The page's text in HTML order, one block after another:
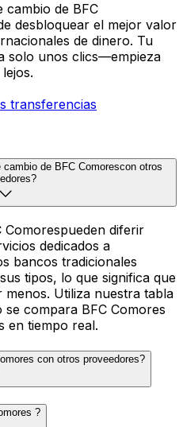
cambio de BFC
desbloquear el mejor valor
de dinero. Tu
solo unos clics—empieza
transferencias
de BFC Comorescon otros
Comorespueden diferir
dedicados a
bancos tradicionales
tipos, lo que significa que
Utiliza nuestra tabla
compara BFC Comores
en tiempo real.
con otros proveedores?
?